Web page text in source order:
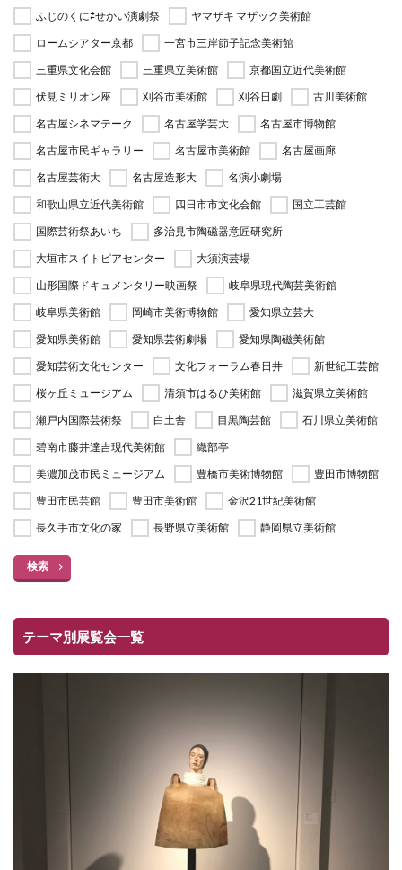
ふじのくに⇄せかい演劇祭
ヤマザキ マザック美術館
ロームシアター京都
一宮市三岸節子記念美術館
三重県文化会館
三重県立美術館
京都国立近代美術館
伏見ミリオン座
刈谷市美術館 刈谷日劇
古川美術館
名古屋シネマテーク
名古屋学芸大
名古屋市博物館
名古屋市民ギャラリー
名古屋市美術館
名古屋画廊
名古屋芸術大
名古屋造形大
名演小劇場
和歌山県立近代美術館
四日市市文化会館
国立工芸館
国際芸術祭あいち
多治見市陶磁器意匠研究所
大垣市スイトピアセンター
大須演芸場
山形国際ドキュメンタリー映画祭
岐阜県現代陶芸美術館
岐阜県美術館
岡崎市美術博物館
愛知県立芸大
愛知県美術館
愛知県芸術劇場
愛知県陶磁美術館
愛知芸術文化センター
文化フォーラム春日井
新世紀工芸館
桜ヶ丘ミュージアム
清須市はるひ美術館
滋賀県立美術館
瀬戸内国際芸術祭
白土舎 目黒陶芸館
石川県立美術館
碧南市藤井達吉現代美術館
織部亭
美濃加茂市民ミュージアム
豊橋市美術博物館
豊田市博物館
豊田市民芸館
豊田市美術館
金沢21世紀美術館
長久手市文化の家
長野県立美術館 静岡県立美術館
検索
テーマ別展覧会一覧